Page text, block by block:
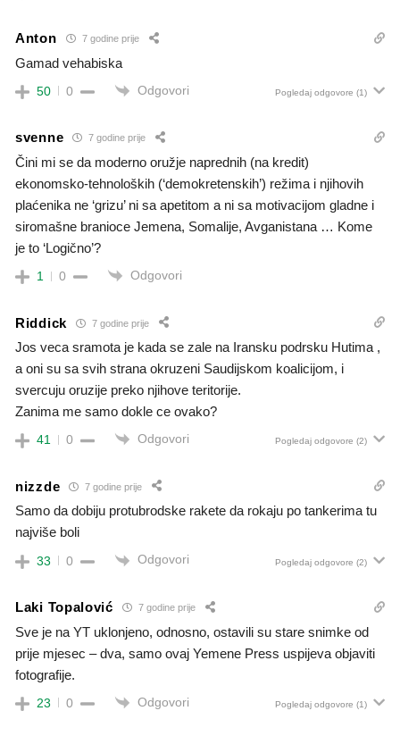
Anton 7 godine prije
Gamad vehabiska
50 0 Odgovori Pogledaj odgovore (1)
svenne 7 godine prije
Čini mi se da moderno oružje naprednih (na kredit)
ekonomsko-tehnoloških (‘demokretenskih’) režima i njihovih
plaćenika ne ‘grizu’ ni sa apetitom a ni sa motivacijom gladne i
siromašne branioce Jemena, Somalije, Avganistana … Kome
je to ‘Logično’?
1 0 Odgovori
Riddick 7 godine prije
Jos veca sramota je kada se zale na Iransku podrsku Hutima ,
a oni su sa svih strana okruzeni Saudijskom koalicijom, i
svercuju oruzije preko njihove teritorije.
Zanima me samo dokle ce ovako?
41 0 Odgovori Pogledaj odgovore (2)
nizzde 7 godine prije
Samo da dobiju protubrodske rakete da rokaju po tankerima tu
najviše boli
33 0 Odgovori Pogledaj odgovore (2)
Laki Topalović 7 godine prije
Sve je na YT uklonjeno, odnosno, ostavili su stare snimke od
prije mjesec – dva, samo ovaj Yemene Press uspijeva objaviti
fotografije.
23 0 Odgovori Pogledaj odgovore (1)